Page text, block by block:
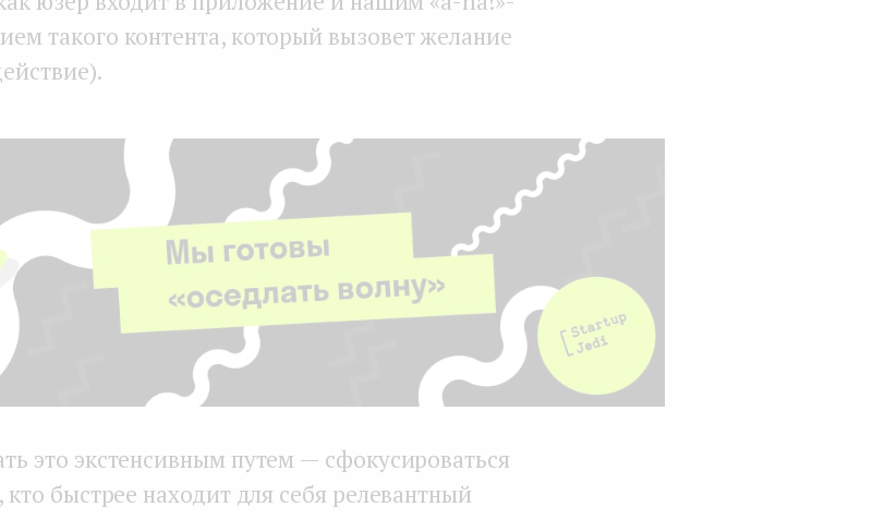
такого контента, который вызовет желание
это экстенсивным путем — сфокусироваться
быстрее находит для себя релевантный